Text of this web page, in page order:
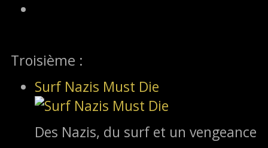
Troisième :
Surf Nazis Must Die
Des Nazis, du surf et un vengeance